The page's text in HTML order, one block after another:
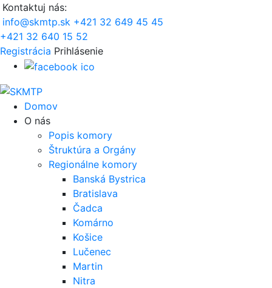
Kontaktuj nás:
info@skmtp.sk +421 32 649 45 45
+421 32 640 15 52
Registrácia Prihlásenie
Domov
O nás
Popis komory
Štruktúra a Orgány
Regionálne komory
Banská Bystrica
Bratislava
Čadca
Komárno
Košice
Lučenec
Martin
Nitra